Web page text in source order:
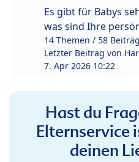
Es gibt für Babys
was sind Ihre
14 Themen / 58
Letzter Beitrag von
7. Apr 2026 10:22
Hast du
Elternservice
deinen